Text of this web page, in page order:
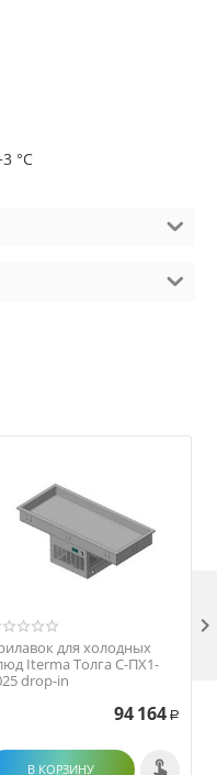
°C
для холодных
Iterma Толга С-ПХ1-
drop-in
94 164 Р
В КОРЗИНУ
